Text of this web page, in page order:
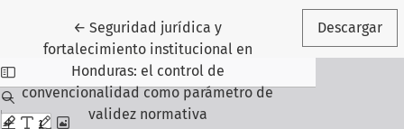
←Volver a los detalles del artículo
Seguridad jurídica y
fortalecimiento institucional en
Honduras: el control de
convencionalidad como parámetro de
validez normativa
Descargar